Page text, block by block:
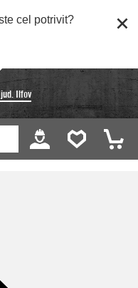
cel potrivit?
Ilfov